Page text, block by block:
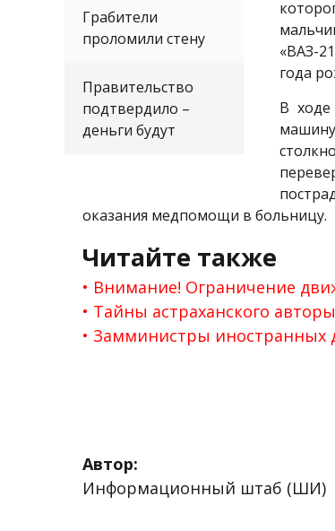
Грабители
проломили стену
Правительство
подтвердило –
деньги будут
«ВАЗ-
года
В ходе
оказания медпомощи в больницу.
Читайте также
Внимание! Ограничение
Тайны астраханского
Замминистры иностранных
Автор:
Информационный штаб (ШИ)